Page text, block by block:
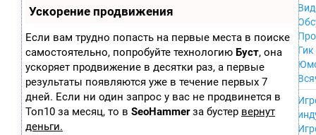
Ускорение продвижения
Если вам трудно попасть на первые места в поиске
самостоятельно, попробуйте технологию Буст, она
ускоряет продвижение в десятки раз, а первые
результаты появляются уже в течение первых 7
дней. Если ни один запрос у вас не продвинется в
Топ10 за месяц, то в SeoHammerза бустер вернут
деньги.
Android
iPhone, iPod,
iPad
MacOS
Sega Mega Drive
NES
Гик